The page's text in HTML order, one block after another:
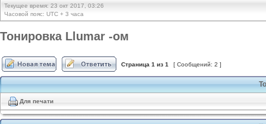
Текущее время: 23 окт 2017, 03:26
Часовой пояс: UTC + 3 часа
Тонировка Llumar -ом
Страница 1 из 1 [ Сообщений: 2 ]
Для печати